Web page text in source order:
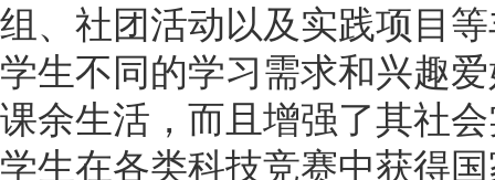
组、社团活动以及实践项目
学生不同的学习需求和兴趣
课余生活，而且增强了其社
学生在各类科技竞赛中获得